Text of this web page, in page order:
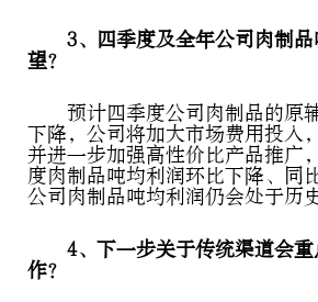
3、四季度及全年公司肉制
望？
预计四季度公司肉制品的原
下降，公司将加大市场费用投入
并进一步加强高性价比产品推广
度肉制品吨均利润环比下降、同
公司肉制品吨均利润仍会处于历
4、下一步关于传统渠道会
作？